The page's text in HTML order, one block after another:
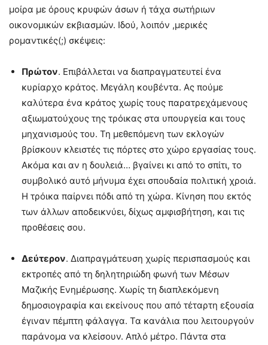
μοίρα με όρους κρυφών άσων ή τάχα σωτήριων
οικονομικών εκβιασμών. Ιδού, λοιπόν ,μερικές
ρομαντικές(;) σκέψεις:
Πρώτον. Επιβάλλεται να διαπραγματευτεί ένα
κυρίαρχο κράτος. Μεγάλη κουβέντα. Ας πούμε
καλύτερα ένα κράτος χωρίς τους παρατρεχάμενους
αξιωματούχους της τρόικας στα υπουργεία και τους
μηχανισμούς του. Τη μεθεπόμενη των εκλογών
βρίσκουν κλειστές τις πόρτες στο χώρο εργασίας τους.
Ακόμα και αν η δουλειά… βγαίνει κι από το σπίτι, το
συμβολικό αυτό μήνυμα έχει σπουδαία πολιτική χροιά.
Η τρόικα παίρνει πόδι από τη χώρα. Κίνηση που εκτός
των άλλων αποδεικνύει, δίχως αμφισβήτηση, και τις
προθέσεις σου.
Δεύτερον. Διαπραγμάτευση χωρίς περισπασμούς και
εκτροπές από τη δηλητηριώδη φωνή των Μέσων
Μαζικής Ενημέρωσης. Χωρίς τη διαπλεκόμενη
δημοσιογραφία και εκείνους που από τέταρτη εξουσία
έγιναν πέμπτη φάλαγγα. Τα κανάλια που λειτουργούν
παράνομα να κλείσουν. Απλό μέτρο. Πάντα στα